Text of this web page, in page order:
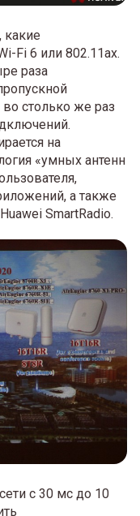
какие
Fi 6 или 802.11ax.
раза
во столько же раз
на
«умных антенн
а также
SmartRadio.
с 30 мс до 10